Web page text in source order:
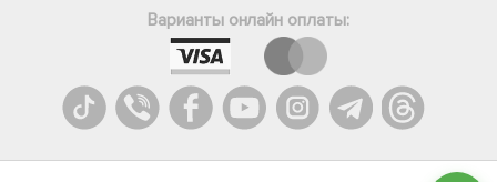
Варианты онлайн оплаты:Вайбер
Онлайн чат